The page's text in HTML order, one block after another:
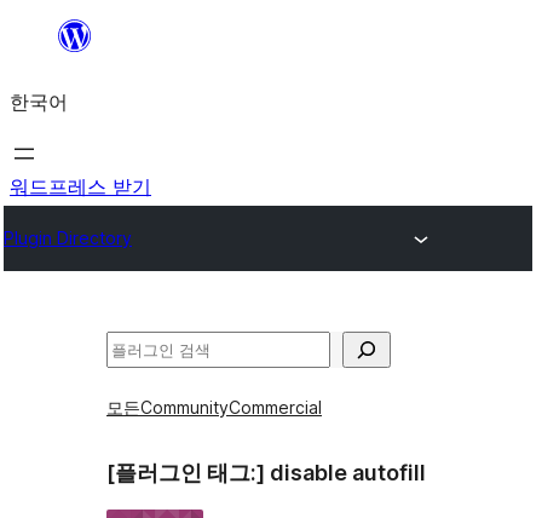
츠
로
바
가
한국어
워드프레스 받기
Plugin Directory
검
모든CommunityCommercial
[플러그인 태그:] disable autofill